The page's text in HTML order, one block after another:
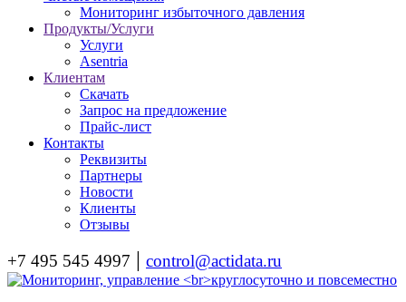
Мониторинг избыточного давления
Продукты/Услуги
Услуги
Asentria
Клиентам
Скачать
Запрос на предложение
Прайс-лист
Контакты
Реквизиты
Партнеры
Новости
Клиенты
Отзывы
+7 495 545 4997 | control@actidata.ru